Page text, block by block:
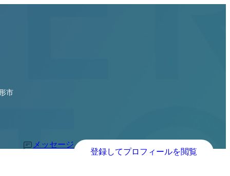
市
メッセージ
登録してプロフィールを閲覧